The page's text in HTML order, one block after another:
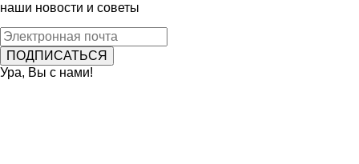
наши новости и советы
Ура, Вы с нами!